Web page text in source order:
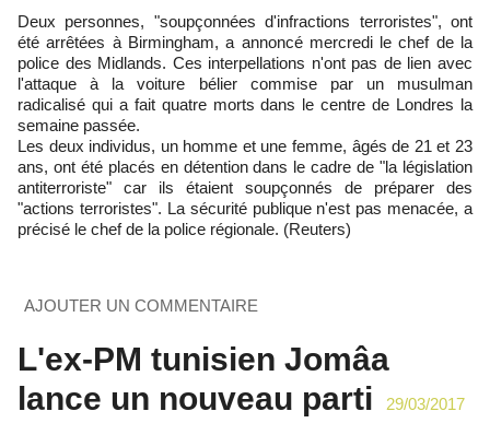
Deux personnes, "soupçonnées d'infractions terroristes", ont
été arrêtées à Birmingham, a annoncé mercredi le chef de la
police des Midlands. Ces interpellations n'ont pas de lien avec
l'attaque à la voiture bélier commise par un musulman
radicalisé qui a fait quatre morts dans le centre de Londres la
semaine passée.
Les deux individus, un homme et une femme, âgés de 21 et 23
ans, ont été placés en détention dans le cadre de "la législation
antiterroriste" car ils étaient soupçonnés de préparer des
"actions terroristes". La sécurité publique n'est pas menacée, a
précisé le chef de la police régionale. (Reuters)
AJOUTER UN COMMENTAIRE
L'ex-PM tunisien Jomâa
lance un nouveau parti
29/03/2017